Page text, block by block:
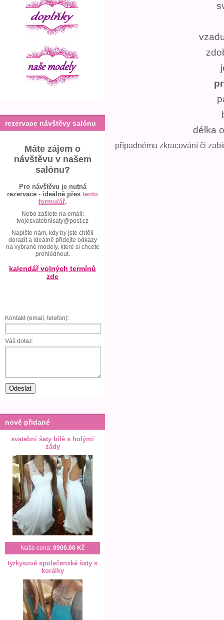
rezervace návštěvy salónu
Máte zájem o
návštěvu v našem
salónu?
Pro návštěvu je nutná
rezervace - ideálně přes tento
formulář.
Nebo zašlete na email:
tvojesvatebnisaty@post.cz
Napište nám, kdy by jste chtěli
dorazit a ideálně přidejte odkazy
na vybrané modely, které si chcete
prohlédnout.
kalendář volných termínů
zde
Kontakt (email, telefon):
Váš dotaz:
nově přidané
svatební šaty bílé s holými
zády
Naše cena: 9900.00 Kč
tyrkysové společenské šaty s
korálky
délka
případnému zkracování či